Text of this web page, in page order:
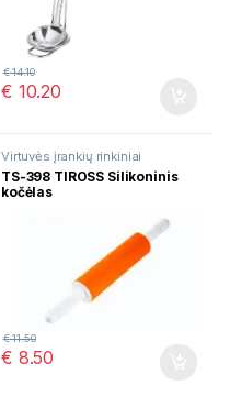
€ 10.20
€14.10
Virtuvės įrankių rinkiniai
TS-398 TIROSS Silikoninis
kočėlas
€ 8.50
€11.50